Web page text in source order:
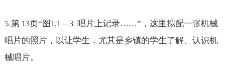
5.第13页“图 1.1—3 唱片上记录……”，这里拟配一张机械
唱片的照片，以让学生，尤其是乡镇的学生了解、认识机
械唱片。